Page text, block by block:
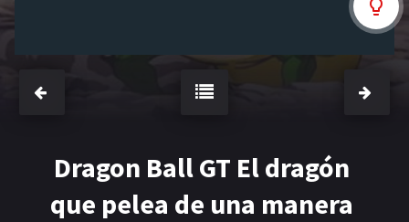
PELÍCULAS
MANGASDragon Ball GT El dragón
que pelea de una manera